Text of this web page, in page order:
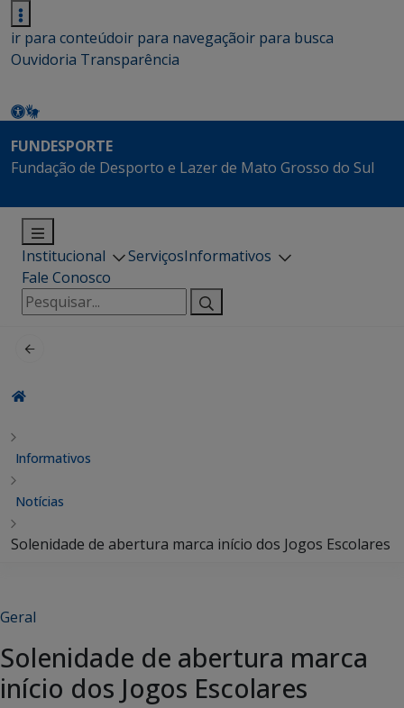
ir para conteúdoir para navegaçãoir para busca
Ouvidoria Transparência
FUNDESPORTE
Fundação de Desporto e Lazer de Mato Grosso do Sul
Institucional ServiçosInformativos
Fale Conosco
Pesquisar
por:
Informativos
Notícias
Solenidade de abertura marca início dos Jogos Escolares
Geral
Solenidade de abertura marca
início dos Jogos Escolares